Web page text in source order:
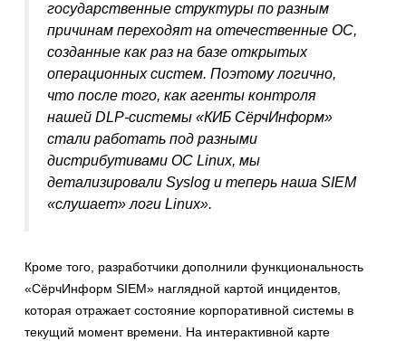
государственные структуры по разным
причинам переходят на отечественные ОС,
созданные как раз на базе открытых
операционных систем. Поэтому логично,
что после того, как агенты контроля
нашей DLP-системы «КИБ СёрчИнформ»
стали работать под разными
дистрибутивами ОС Linux, мы
детализировали Syslog и теперь наша SIEM
«слушает» логи Linux».
Кроме того, разработчики дополнили функциональность
«СёрчИнформ SIEM» наглядной картой инцидентов,
которая отражает состояние корпоративной системы в
текущий момент времени. На интерактивной карте